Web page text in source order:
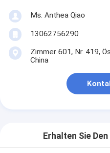
Ms. Anthea Qiao
13062756290
Zimmer 601, Nr. 419,
China
Erhalten Sie